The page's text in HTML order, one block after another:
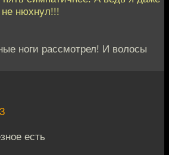
нюхнул!!!
ноги рассмотрел! И волосы
есть